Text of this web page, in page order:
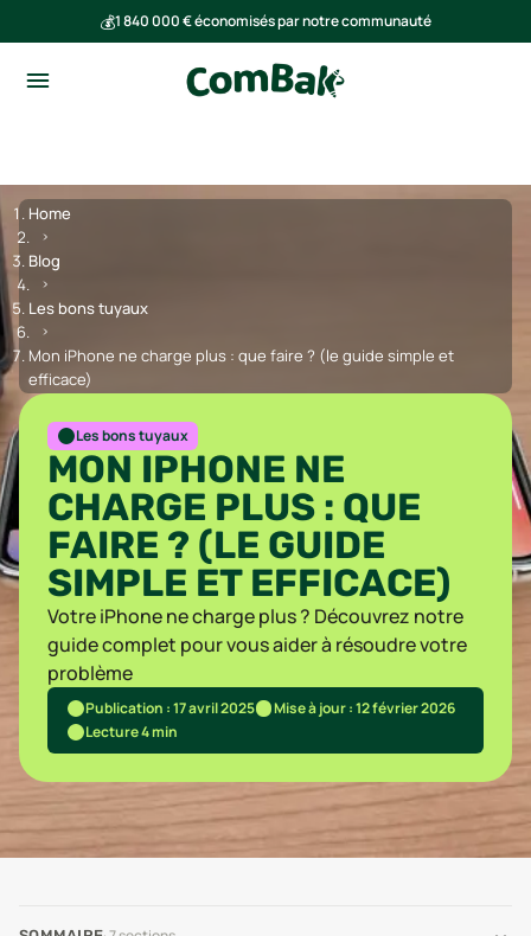
💰1 840 000 € économisés par notre communauté
Home
Blog
Les bons tuyaux
Mon iPhone ne charge plus : que faire ? (le guide simple et
efficace)
Les bons tuyaux
MON IPHONE NE
CHARGE PLUS : QUE
FAIRE ? (LE GUIDE
SIMPLE ET EFFICACE)
Votre iPhone ne charge plus ? Découvrez notre
guide complet pour vous aider à résoudre votre
problème
Publication : 17 avril 2025
Mise à jour : 12 février 2026
Lecture 4 min